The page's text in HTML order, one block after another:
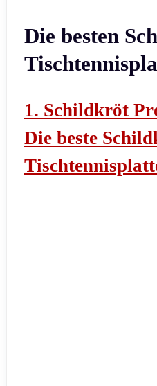
Die besten
1. Schildkröt
Die beste